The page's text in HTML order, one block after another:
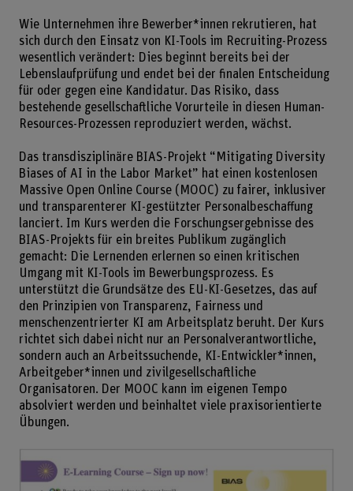
Wie Unternehmen ihre Bewerber*innen rekrutieren, hat
sich durch den Einsatz von KI-Tools im Recruiting-Prozess
wesentlich verändert: Dies beginnt bereits bei der
Lebenslaufprüfung und endet bei der finalen Entscheidung
für oder gegen eine Kandidatur. Das Risiko, dass
bestehende gesellschaftliche Vorurteile in diesen Human-
Resources-Prozessen reproduziert werden, wächst.
Das transdisziplinäre BIAS-Projekt “Mitigating Diversity
Biases of AI in the Labor Market” hat einen kostenlosen
Massive Open Online Course (MOOC) zu fairer, inklusiver
und transparenterer KI-gestützter Personalbeschaffung
lanciert. Im Kurs werden die Forschungsergebnisse des
BIAS-Projekts für ein breites Publikum zugänglich
gemacht: Die Lernenden erlernen so einen kritischen
Umgang mit KI-Tools im Bewerbungsprozess. Es
unterstützt die Grundsätze des EU-KI-Gesetzes, das auf
den Prinzipien von Transparenz, Fairness und
menschenzentrierter KI am Arbeitsplatz beruht. Der Kurs
richtet sich dabei nicht nur an Personalverantwortliche,
sondern auch an Arbeitssuchende, KI-Entwickler*innen,
Arbeitgeber*innen und zivilgesellschaftliche
Organisatoren. Der MOOC kann im eigenen Tempo
absolviert werden und beinhaltet viele praxisorientierte
Übungen.